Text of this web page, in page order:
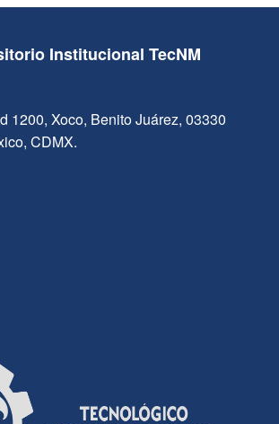
Institucional TecNM
1200, Xoco, Benito Juárez, 03330
CDMX.